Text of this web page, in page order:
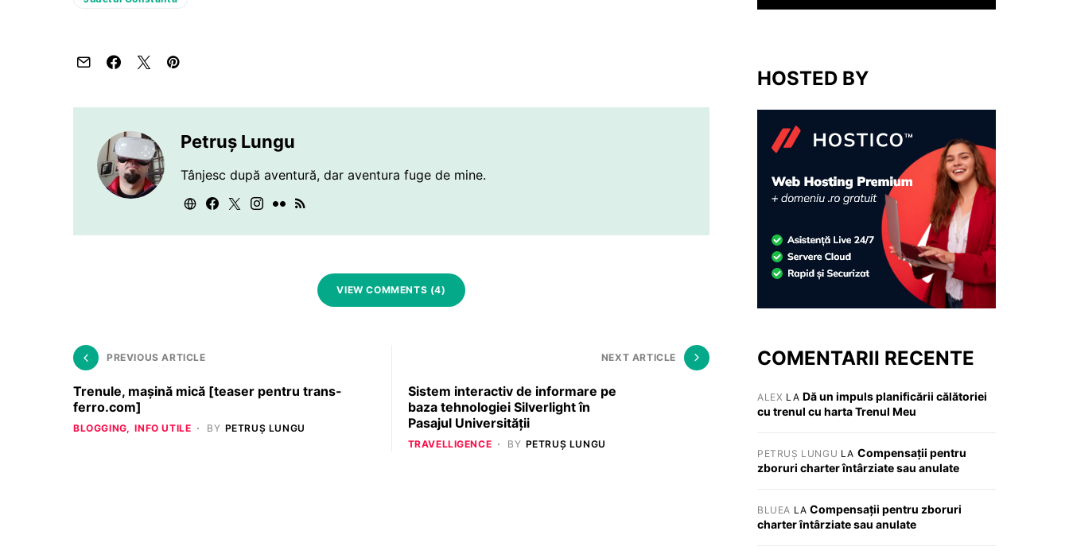
Petruș Lungu
Tânjesc după aventură, dar aventura fuge de mine.
VIEW COMMENTS (4)
PREVIOUS ARTICLE
Trenule, mașină mică [teaser pentru trans-
ferro.com]
BLOGGING INFO UTILE BY PETRUȘ LUNGU
NEXT ARTICLE
Sistem interactiv de informare pe
baza tehnologiei Silverlight în
Pasajul Universităţii
TRAVELLIGENCE BY PETRUȘ LUNGU
HOSTED BY
COMENTARII RECENTE
ALEX LA Dă un impuls planificării călătoriei
cu trenul cu harta Trenul Meu
PETRUȘ LUNGU LA Compensații pentru
zboruri charter întârziate sau anulate
BLUEA LACompensații pentru zboruri
charter întârziate sau anulate